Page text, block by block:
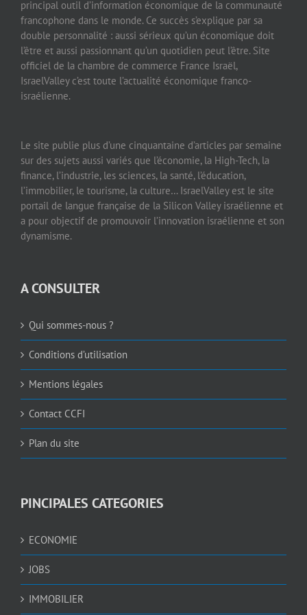
principal outil d’information économique de la communauté
francophone dans le monde. Ce succès s’explique par sa
double personnalité : aussi sérieux qu’un économique doit
l’être et aussi passionnant qu’un quotidien peut l’être. Site
officiel de la chambre de commerce France Israël,
IsraelValley c’est toute l’actualité économique franco-
israélienne.
Le site publie plus d’une cinquantaine d’articles par semaine
sur des sujets aussi variés que l’économie, la High-Tech, la
finance, l’industrie, les sciences, la santé, l’éducation,
l’immobilier, le tourisme, la culture… IsraelValley est le site
portail de langue française de la Silicon Valley israélienne et
a pour objectif de promouvoir l’innovation israélienne et son
dynamisme.
A CONSULTER
Qui sommes-nous ?
Conditions d’utilisation
Mentions légales
Contact CCFI
Plan du site
PINCIPALES CATEGORIES
ECONOMIE
JOBS
IMMOBILIER